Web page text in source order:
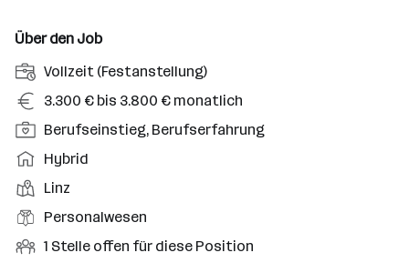
Über den Job
A
n
t
e
l
u
n
Vollzeit (Festanstellung)
G
e
h
a
l
t
3.300 € bis 3.800 € monatlich
P
o
i
t
i
Berufseinstieg, Berufserfahrung
A
r
b
e
i
Hybrid
D
i
n
Linz
B
e
Personalwesen
O
1 Stelle offen für diese Position